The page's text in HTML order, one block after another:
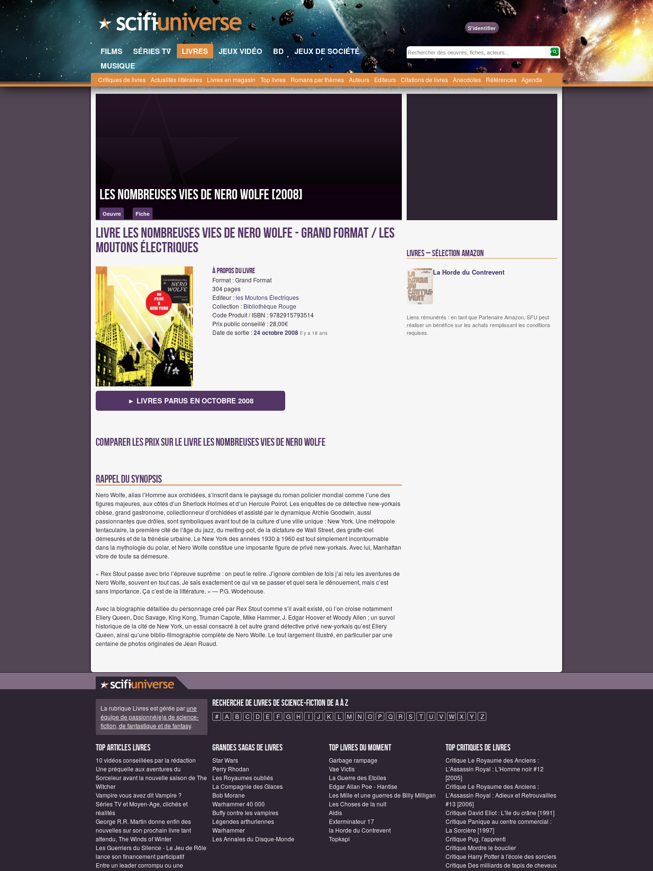
S'identifier
FILMS SÉRIES TV LIVRES JEUX VIDÉO BD
JEUX DE SOCIÉTÉ
MUSIQUE
Critiques de livres Actualités littéraires Livres en magasin Top livres Romans par thèmes Auteurs Editeurs Citations de livres Anecdotes Références Agenda
Scifi-Universe.com l'oeuvre Nero Wolfe Les Nombreuses vies de Nero Wolfe [2008] Editions Livre Grand Format [les Moutons Électriques, octobre 2008]
Les Nombreuses vies de Nero Wolfe [2008]
Oeuvre Fiche
Livre Les Nombreuses vies de Nero Wolfe - Grand Format / les
Moutons Électriques
à propos du livre
Format : Grand Format
304 pages
Editeur :les Moutons Électriques
Collection : Bibliothèque Rouge
Code Produit / ISBN : 9782915793514
Prix public conseillé : 28,00€
Date de sortie :24 octobre 2008 Il y a 18 ans
► LIVRES PARUS EN OCTOBRE 2008
Comparer les prix sur Le livre Les Nombreuses vies de Nero Wolfe
Rappel du synopsis
Nero Wolfe, alias l’Homme aux orchidées, s’inscrit dans le paysage du roman policier mondial comme l’une des
figures majeures, aux côtés d’un Sherlock Holmes et d’un Hercule Poirot. Les enquêtes de ce détective new-yorkais
obèse, grand gastronome, collectionneur d’orchidées et assisté par le dynamique Archie Goodwin, aussi
passionnantes que drôles, sont symboliques avant tout de la culture d’une ville unique : New York. Une métropole
tentaculaire, la première cité de l’âge du jazz, du melting-pot, de la dictature de Wall Street, des gratte-ciel
démesurés et de la frénésie urbaine. Le New York des années 1930 à 1960 est tout simplement incontournable
dans la mythologie du polar, et Nero Wolfe constitue une imposante figure de privé new-yorkais. Avec lui, Manhattan
vibre de toute sa démesure.
« Rex Stout passe avec brio l’épreuve suprême : on peut le relire. J’ignore combien de fois j’ai relu les aventures de
Nero Wolfe, souvent en tout cas. Je sais exactement ce qui va se passer et quel sera le dénouement, mais c’est
sans importance. Ça c’est de la littérature. » — P.G. Wodehouse.
Avec la biographie détaillée du personnage créé par Rex Stout comme s’il avait existé, où l’on croise notamment
Ellery Queen, Doc Savage, King Kong, Truman Capote, Mike Hammer, J. Edgar Hoover et Woody Allen ; un survol
historique de la cité de New York, un essai consacré à cet autre grand détective privé new-yorkais qu’est Ellery
Queen, ainsi qu’une biblio-filmographie complète de Nero Wolfe. Le tout largement illustré, en particulier par une
centaine de photos originales de Jean Ruaud.
Livres – Sélection Amazon
La Horde du Contrevent
Liens rémunérés : en tant que Partenaire Amazon, SFU peut
réaliser un bénéfice sur les achats remplissant les conditions
requises.
La rubrique Livres est gérée parune
équipe de passionné(e)s de science-
fiction, de fantastique et de fantasy.
Recherche de Livres de science-fiction de A à Z
# A B C D E F G H I J K L M N O P Q R S T U V W X Y Z
Top articles Livres
10 vidéos conseillées par la rédaction
Une préquelle aux aventures du
Sorceleur avant la nouvelle saison de The
Witcher
Vampire vous avez dit Vampire ?
Séries TV et Moyen-Age, clichés et
réalités
George R.R. Martin donne enfin des
nouvelles sur son prochain livre tant
attendu, The Winds of Winter
Les Guerriers du Silence - Le Jeu de Rôle
lance son financement participatif
Entre un leader corrompu ou une
Grandes sagas de Livres
Star Wars
Perry Rhodan
Les Royaumes oubliés
La Compagnie des Glaces
Bob Morane
Warhammer 40 000
Buffy contre les vampires
Légendes arthuriennes
Warhammer
Les Annales du Disque-Monde
Top Livres du moment
Garbage rampage
Vae Victis
La Guerre des Etoiles
Edgar Allan Poe - Hantise
Les Mille et une guerres de Billy Milligan
Les Choses de la nuit
Aldis
Exterminateur 17
la Horde du Contrevent
Topkapi
Top critiques de Livres
Critique Le Royaume des Anciens :
L'Assassin Royal : L'Homme noir #12
[2005]
Critique Le Royaume des Anciens :
L'Assassin Royal : Adieux et Retrouvailles
#13 [2006]
Critique David Eliot : L'île du crâne [1991]
Critique Panique au centre commercial :
La Sorcière [1997]
Critique Pug, l'apprenti
Critique Mordre le bouclier
Critique Harry Potter à l'école des sorciers
Critique Des milliards de tapis de cheveux